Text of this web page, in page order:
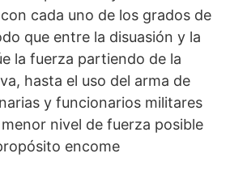
cada uno de los grados de
que entre la disuasión y la
la fuerza partiendo de la
hasta el uso del arma de
y funcionarios militares
nivel de fuerza posible
encome